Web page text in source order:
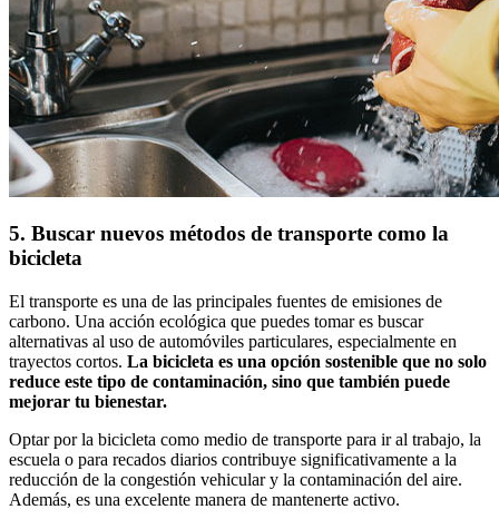
5. Buscar nuevos métodos de transporte como la
bicicleta
El transporte es una de las principales fuentes de emisiones de
carbono. Una acción ecológica que puedes tomar es buscar
alternativas al uso de automóviles particulares, especialmente en
trayectos cortos. La bicicleta es una opción sostenible que no solo
reduce este tipo de contaminación, sino que también puede
mejorar tu bienestar.
Optar por la bicicleta como medio de transporte para ir al trabajo, la
escuela o para recados diarios contribuye significativamente a la
reducción de la congestión vehicular y la contaminación del aire.
Además, es una excelente manera de mantenerte activo.